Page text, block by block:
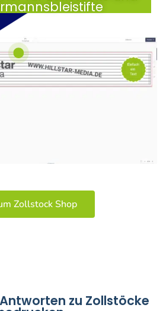
Zollstock Shop
zu Zollstöcke